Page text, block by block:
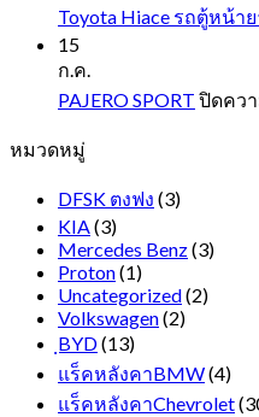
Toyota Hiace รถตู้หน้า
15
ก.ค.
PAJERO SPORT ปิดคว
หมวดหมู่
DFSK ตงฟง (3)
KIA(3)
Mercedes Benz(3)
Proton(1)
Uncategorized(2)
Volkswagen(2)
ฺBYD(13)
แร็คหลังคาBMW(4)
แร็คหลังคาChevrolet